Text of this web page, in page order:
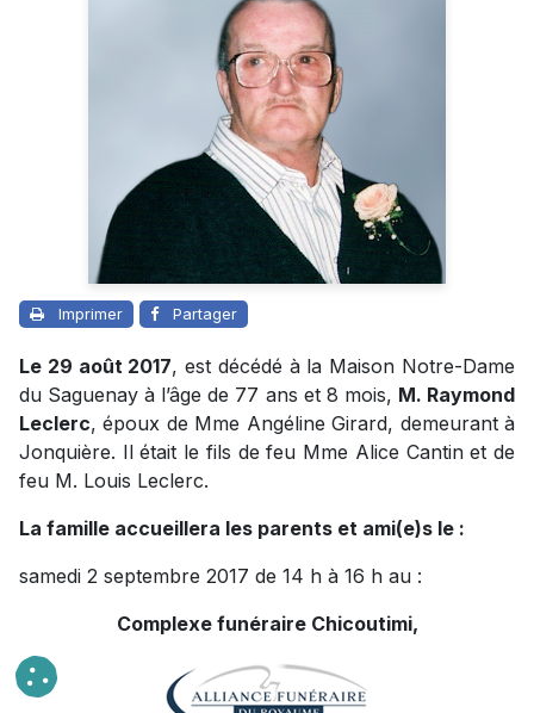
Imprimer Partager
Le 29 août 2017, est décédé à la Maison Notre-Dame
du Saguenay à l’âge de 77 ans et 8 mois, M. Raymond
Leclerc, époux de Mme Angéline Girard, demeurant à
Jonquière. Il était le fils de feu Mme Alice Cantin et de
feu M. Louis Leclerc.
La famille accueillera les parents et ami(e)s le :
samedi 2 septembre 2017 de 14 h à 16 h au :
Complexe funéraire Chicoutimi,